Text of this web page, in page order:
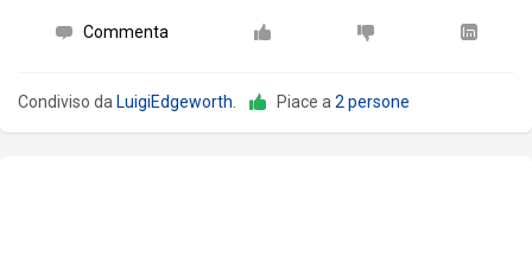
Commenta
Condiviso da LuigiEdgeworth Piace a 2 persone